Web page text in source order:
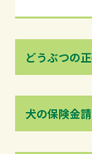
どうぶつの
犬の保険金